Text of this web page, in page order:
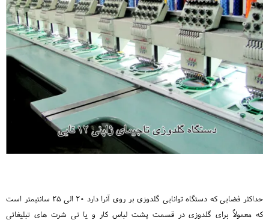
حداکثر فضایی که دستگاه توانایی گلدوزی بر روی آنرا دارد 20 الی 25 سانتیمتر است
که معمولاً برای گلدوزی در قسمت پشت لباس کار و یا تی شرت های تبلیغاتی